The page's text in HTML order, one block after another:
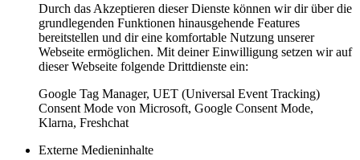
Durch das Akzeptieren dieser Dienste können wir dir über die
grundlegenden Funktionen hinausgehende Features
bereitstellen und dir eine komfortable Nutzung unserer
Webseite ermöglichen. Mit deiner Einwilligung setzen wir auf
dieser Webseite folgende Drittdienste ein:
Google Tag Manager, UET (Universal Event Tracking)
Consent Mode von Microsoft, Google Consent Mode,
Klarna, Freshchat
Externe Medieninhalte